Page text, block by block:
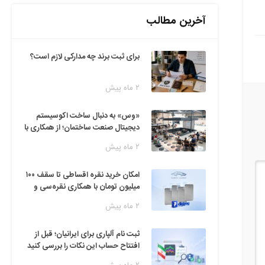
آخرین مطالب
برای ثبت برند چه مدارکی لازم است؟
۲ ماه پیش
«وس» به دنبال ساخت اکوسیستم
دیجیتال صنعت ساختمان؛ از همکاری با
فناوری۲ ماه پیش
امکان خرید نقره اقساطی تا سقف ۱۰۰
میلیون تومان با همکاری نقره‌سی و
۲ ماه پیش
ثبت نام آلپاری برای ایرانیان؛ قبل از
افتتاح حساب این نکات را بررسی کنید